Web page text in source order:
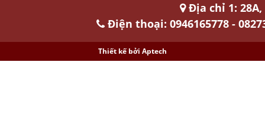
Địa chỉ 1: 28A,
Điện thoại: 0946165778 -
Thiết kế bởi Aptech